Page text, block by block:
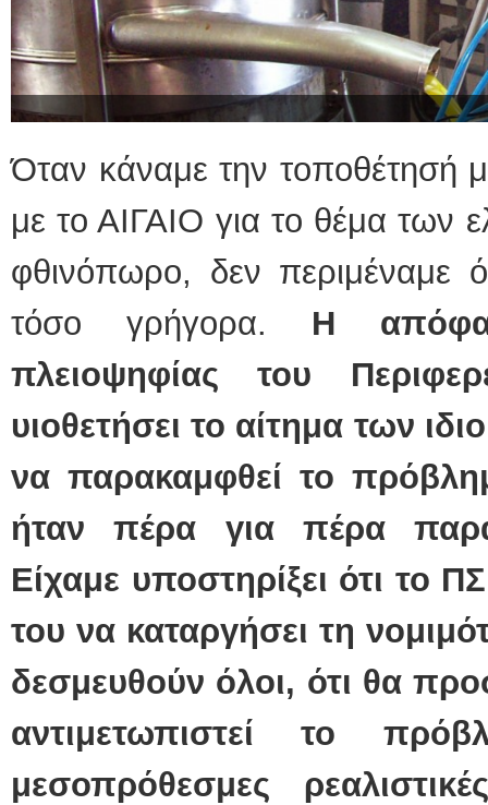
Όταν κάναμε την
με το ΑΙΓΑΙΟ για το θέμα των
φθινόπωρο, δεν περιμέναμε
τόσο γρήγορα. Η
πλειοψηφίας του
υιοθετήσει το αίτημα των
να παρακαμφθεί το
ήταν πέρα για πέρα
Είχαμε υποστηρίξει ότι το
του να καταργήσει τη
δεσμευθούν όλοι, ότι θα
αντιμετωπιστεί το
μεσοπρόθεσμες